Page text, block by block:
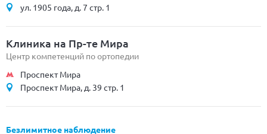
ул. 1905 года, д. 7 стр. 1
Клиника на Пр-те Мира
Центр компетенций по ортопедии
Проспект Мира
Проспект Мира, д. 39 стр. 1
Безлимитное наблюдение